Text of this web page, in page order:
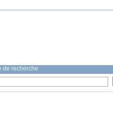
de recherche